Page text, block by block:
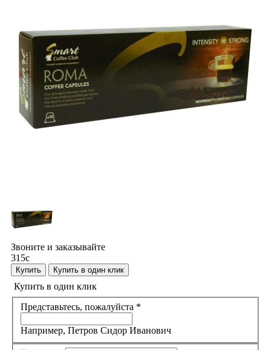
Звоните и заказывайте
315c
Купить Купить в один клик
Купить в один клик
Представьтесь, пожалуйста *
Например, Петров Сидор Иванович